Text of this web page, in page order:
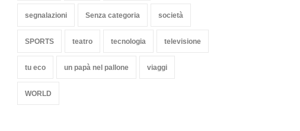
segnalazioni Senza categoria società
SPORTS teatro tecnologia televisione
tu eco un papà nel pallone viaggi
WORLD